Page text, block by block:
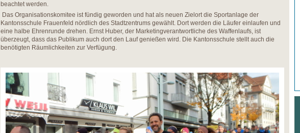
beachtet werden.
Das Organisationskomitee ist fündig geworden und hat als neuen Zielort die Sportanlage der
Kantonsschule Frauenfeld nördlich des Stadtzentrums gewählt. Dort werden die Läufer einlaufen und
eine halbe Ehrenrunde drehen. Ernst Huber, der Marketingverantwortliche des Waffenlaufs, ist
überzeugt, dass das Publikum auch dort den Lauf genießen wird. Die Kantonsschule stellt auch die
benötigten Räumlichkeiten zur Verfügung.